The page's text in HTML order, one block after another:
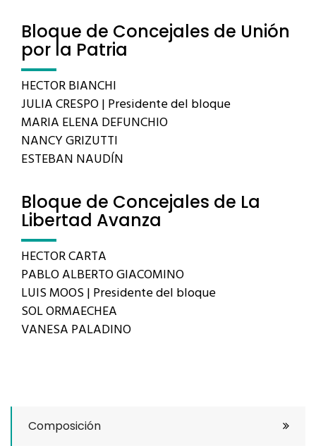
Bloque de Concejales de Unión
por la Patria
HECTOR BIANCHI
JULIA CRESPO | Presidente del bloque
MARIA ELENA DEFUNCHIO
NANCY GRIZUTTI
ESTEBAN NAUDÍN
Bloque de Concejales de La
Libertad Avanza
HECTOR CARTA
PABLO ALBERTO GIACOMINO
LUIS MOOS | Presidente del bloque
SOL ORMAECHEA
VANESA PALADINO
Composición